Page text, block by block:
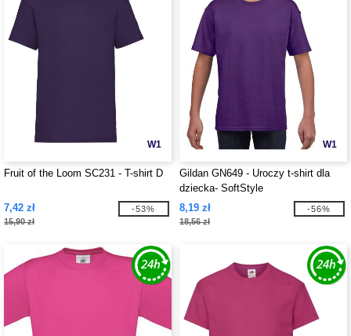
W1
Fruit of the Loom SC231 - T-shirt D
7,42 zł
15,90 zł
-53%
W1
Gildan GN649 - Uroczy t-shirt dla
dziecka- SoftStyle
8,19 zł
18,56 zł
-56%